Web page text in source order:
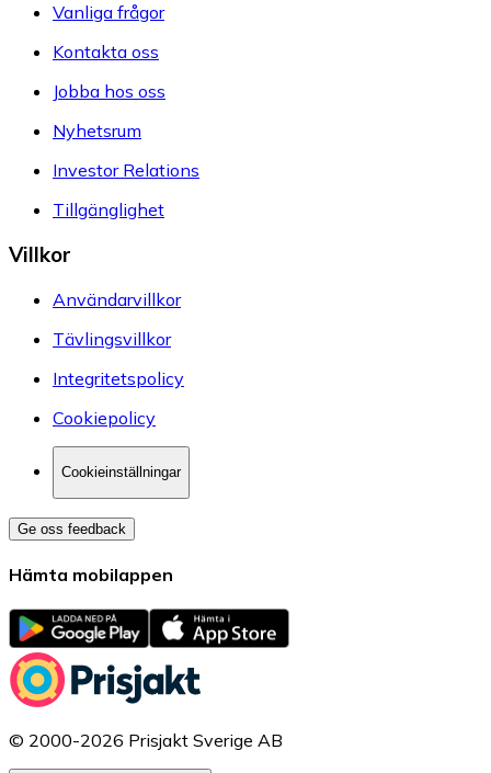
Vanliga frågor
Kontakta oss
Jobba hos oss
Nyhetsrum
Investor Relations
Tillgänglighet
Villkor
Användarvillkor
Tävlingsvillkor
Integritetspolicy
Cookiepolicy
Cookieinställningar
Ge oss feedback
Hämta mobilappen
© 2000-2026 Prisjakt Sverige AB